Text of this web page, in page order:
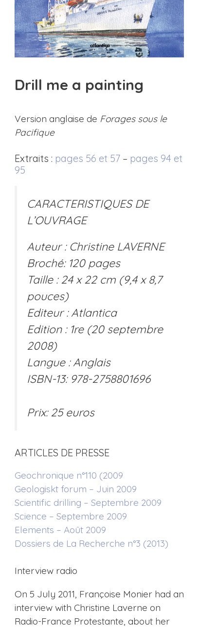
Drill me a painting
Version anglaise de Forages sous le
Pacifique
Extraits : pages 56 et 57 – pages 94 et
95
CARACTERISTIQUES DE
L’OUVRAGE
Auteur : Christine LAVERNE
Broché: 120 pages
Taille : 24 x 22 cm (9,4 x 8,7
pouces)
Editeur : Atlantica
Edition : 1re (20 septembre
2008)
Langue : Anglais
ISBN-13: 978-2758801696
Prix: 25 euros
ARTICLES DE PRESSE
Geochronique n°110 (2009
Geologiskt forum – Juin 2009
Scientific drilling – Septembre 2009
Science – Septembre 2009
Elements – Août 2009
Dossiers de La Recherche n°3 (2013)
Interview radio
On 5 July 2011, Françoise Monier had an
interview with Christine Laverne on
Radio-France Protestante, about her